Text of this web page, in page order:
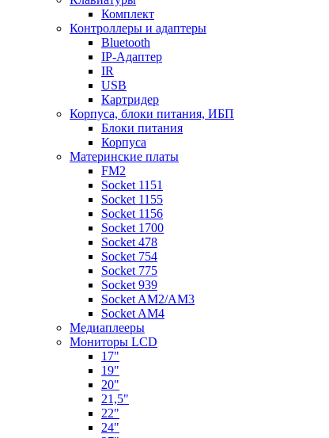
Комплект
Контроллеры и адаптеры
Bluetooth
IP-Адаптер
IR
USB
Картридер
Корпуса, блоки питания, ИБП
Блоки питания
Корпуса
Материнские платы
FM2
Socket 1151
Socket 1155
Socket 1156
Socket 1700
Socket 478
Socket 754
Socket 775
Socket 939
Socket AM2/AM3
Socket AM4
Медиаплееры
Мониторы LCD
17"
19"
20"
21,5"
22"
24"